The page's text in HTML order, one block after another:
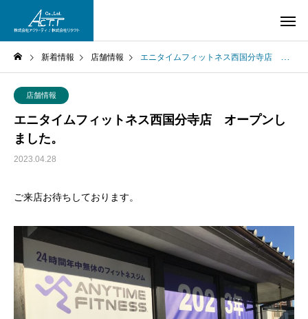
新着情報 店舗情報 エニタイムフィットネス西国分寺店 オープンしました。
店舗情報
エニタイムフィットネス西国分寺店 オープンし
ました。
2023.04.28
ご来店お待ちしております。